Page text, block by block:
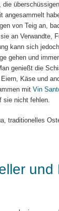
angesammelt
von Teig an,
an Verwandte,
kann sich
gehen und
genießt die
Käse und
mit Vin
sie nicht fehlen.
und